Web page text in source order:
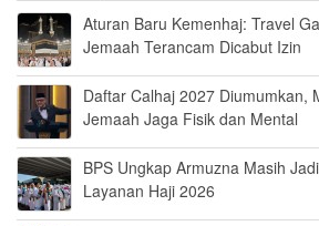
Aturan Baru Kemenhaj: Travel
Jemaah Terancam Dicabut Izin
Daftar Calhaj 2027 Diumumkan,
Jemaah Jaga Fisik dan Mental
BPS Ungkap Armuzna Masih
Layanan Haji 2026